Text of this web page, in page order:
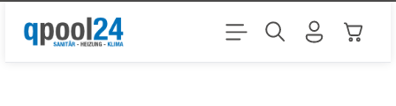
Passer au contenu principal Le